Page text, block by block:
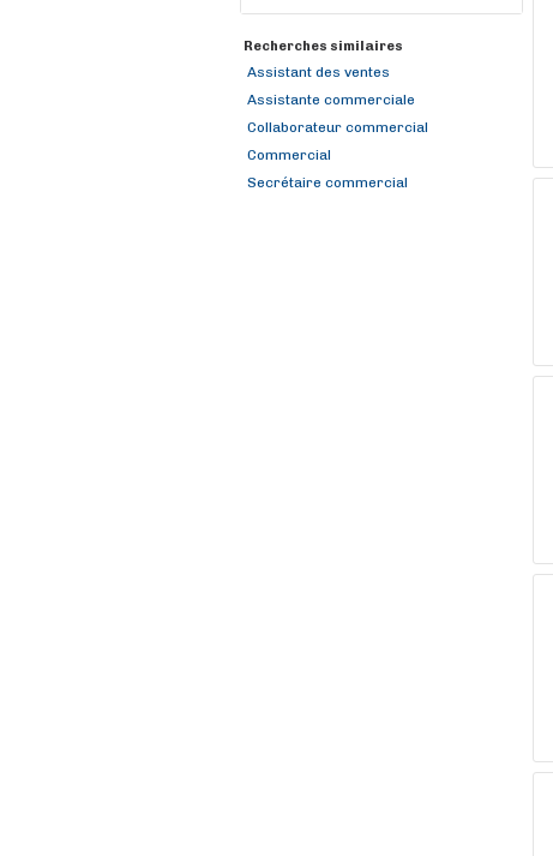
Recherches similaires
Assistant des ventes
Assistante commerciale
Collaborateur commercial
Commercial
Secrétaire commercial